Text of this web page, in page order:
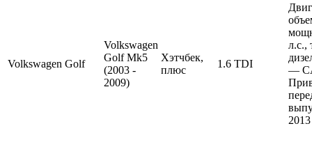
Volkswagen Golf
Volkswagen
Golf Mk5
(2003 -
2009)
Хэтчбек,
плюс
1.6 TDI
—
2013